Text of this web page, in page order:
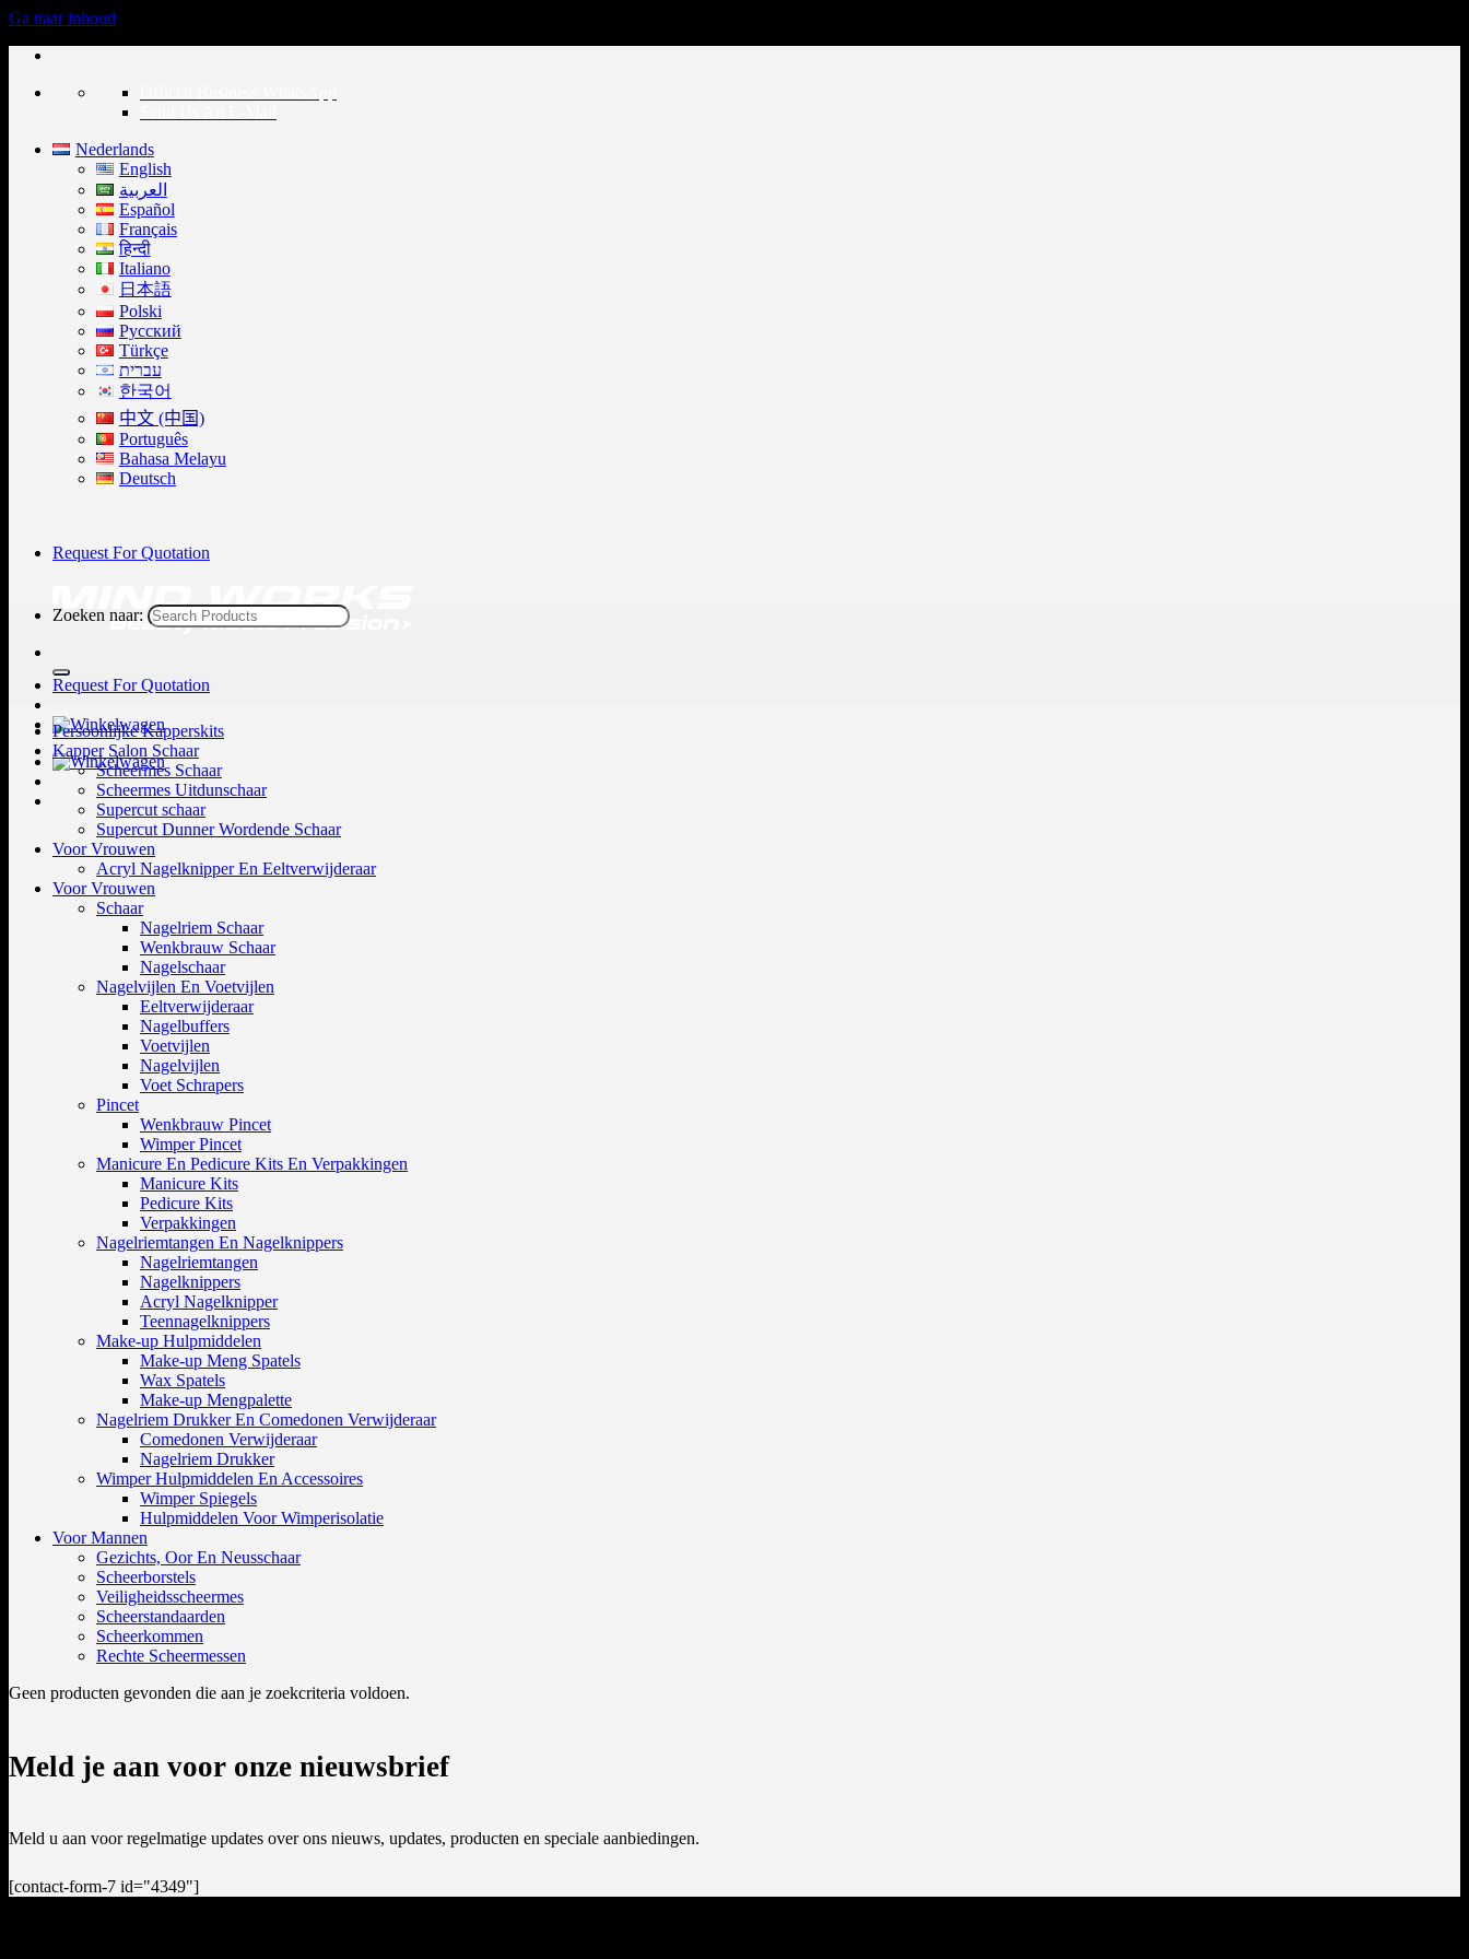
Ga naar inhoud
Nederlands
English
العربية
Español
Français
हिन्दी
Italiano
日本語
Polski
Русский
Türkçe
עברית
한국어
中文 (中国)
Português
Bahasa Melayu
Deutsch
Request For Quotation
Request For Quotation
Zoeken naar:
Persoonlijke Kapperskits
Kapper Salon Schaar
Scheermes Schaar
Scheermes Uitdunschaar
Supercut schaar
Supercut Dunner Wordende Schaar
Voor Vrouwen
Acryl Nagelknipper En Eeltverwijderaar
Voor Vrouwen
Schaar
Nagelriem Schaar
Wenkbrauw Schaar
Nagelschaar
Nagelvijlen En Voetvijlen
Eeltverwijderaar
Nagelbuffers
Voetvijlen
Nagelvijlen
Voet Schrapers
Pincet
Wenkbrauw Pincet
Wimper Pincet
Manicure En Pedicure Kits En Verpakkingen
Manicure Kits
Pedicure Kits
Verpakkingen
Nagelriemtangen En Nagelknippers
Nagelriemtangen
Nagelknippers
Acryl Nagelknipper
Teennagelknippers
Make-up Hulpmiddelen
Make-up Meng Spatels
Wax Spatels
Make-up Mengpalette
Nagelriem Drukker En Comedonen Verwijderaar
Comedonen Verwijderaar
Nagelriem Drukker
Wimper Hulpmiddelen En Accessoires
Wimper Spiegels
Hulpmiddelen Voor Wimperisolatie
Voor Mannen
Gezichts, Oor En Neusschaar
Scheerborstels
Veiligheidsscheermes
Scheerstandaarden
Scheerkommen
Rechte Scheermessen
Geen producten gevonden die aan je zoekcriteria voldoen.
Meld je aan voor onze nieuwsbrief
Meld u aan voor regelmatige updates over ons nieuws, updates, producten en speciale aanbiedingen.
[contact-form-7 id="4349"]